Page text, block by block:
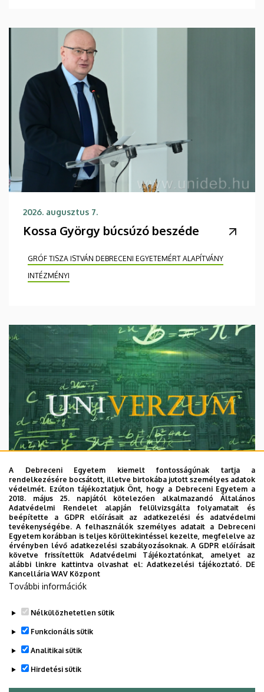
2026. augusztus 7.
Kossa György búcsúzó beszéde
GRÓF TISZA ISTVÁN DEBRECENI EGYETEMÉRT ALAPÍTVÁNY
INTÉZMÉNYI
2026. augusztus 7.
Univerzum: A Debreceni Egyetem
titkos receptjei
KUTATÁS TUDOMÁNY
A Debreceni Egyetem kiemelt fontosságúnak tartja a
rendelkezésére bocsátott, illetve birtokába jutott személyes adatok
védelmét. Ezúton tájékoztatjuk Önt, hogy a Debreceni Egyetem a
2018. május 25. napjától kötelezően alkalmazandó Általános
Adatvédelmi Rendelet alapján felülvizsgálta folyamatait és
beépítette a GDPR előírásait az adatkezelési és adatvédelmi
tevékenységébe. A felhasználók személyes adatait a Debreceni
Egyetem korábban is teljes körültekintéssel kezelte, megfelelve az
érvényben lévő adatkezelési szabályozásoknak. A GDPR előírásait
követve frissítettük Adatvédelmi Tájékoztatónkat, amelyet az
alábbi linkre kattintva olvashat el:Adatkezelési tájékoztató. DE
Kancellária WAV Központ
További információk
Nélkülözhetetlen sütik
Funkcionális sütik
Analitikai sütik
Hirdetési sütik